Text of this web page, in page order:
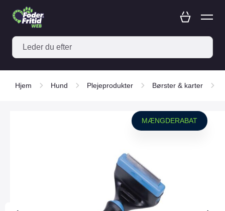
Hjem Hund Plejeprodukter Børster & karter
MÆNGDERABAT